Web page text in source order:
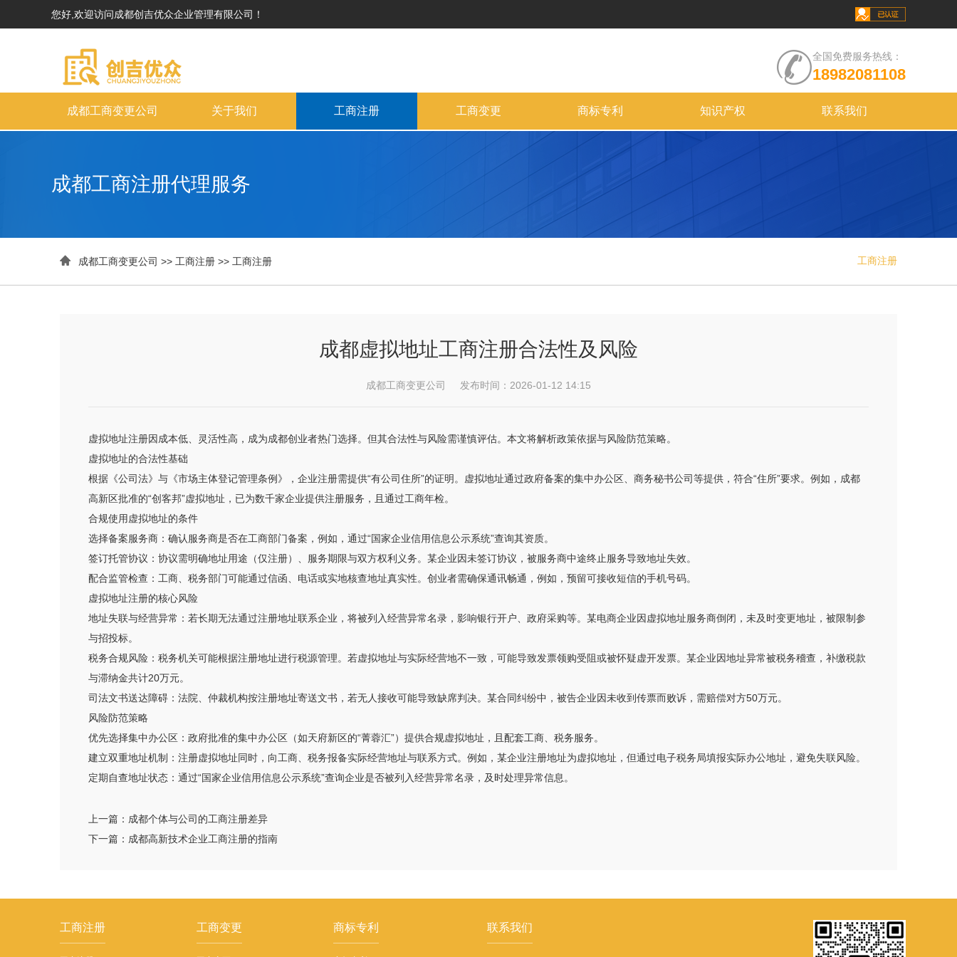
您好,欢迎访问成都创吉优众企业管理有限公司！
全国免费服务热线：
18982081108
成都工商变更公司 关于我们 工商注册 工商变更 商标专利 知识产权 联系我们
成都工商注册代理服务
 成都工商变更公司 >> 工商注册 >> 工商注册 工商注册
成都虚拟地址工商注册合法性及风险
成都工商变更公司 发布时间：2026-01-12 14:15
虚拟地址注册因成本低、灵活性高，成为成都创业者热门选择。但其合法性与风险需谨慎评估。本文将解析政策依据与风险防范策略。
虚拟地址的合法性基础
根据《公司法》与《市场主体登记管理条例》，企业注册需提供“有公司住所”的证明。虚拟地址通过政府备案的集中办公区、商务秘书公司等提供，符合“住所”要求。例如，成都
高新区批准的“创客邦”虚拟地址，已为数千家企业提供注册服务，且通过工商年检。
合规使用虚拟地址的条件
选择备案服务商：确认服务商是否在工商部门备案，例如，通过“国家企业信用信息公示系统”查询其资质。
签订托管协议：协议需明确地址用途（仅注册）、服务期限与双方权利义务。某企业因未签订协议，被服务商中途终止服务导致地址失效。
配合监管检查：工商、税务部门可能通过信函、电话或实地核查地址真实性。创业者需确保通讯畅通，例如，预留可接收短信的手机号码。
虚拟地址注册的核心风险
地址失联与经营异常：若长期无法通过注册地址联系企业，将被列入经营异常名录，影响银行开户、政府采购等。某电商企业因虚拟地址服务商倒闭，未及时变更地址，被限制参
与招投标。
税务合规风险：税务机关可能根据注册地址进行税源管理。若虚拟地址与实际经营地不一致，可能导致发票领购受阻或被怀疑虚开发票。某企业因地址异常被税务稽查，补缴税款
与滞纳金共计20万元。
司法文书送达障碍：法院、仲裁机构按注册地址寄送文书，若无人接收可能导致缺席判决。某合同纠纷中，被告企业因未收到传票而败诉，需赔偿对方50万元。
风险防范策略
优先选择集中办公区：政府批准的集中办公区（如天府新区的“菁蓉汇”）提供合规虚拟地址，且配套工商、税务服务。
建立双重地址机制：注册虚拟地址同时，向工商、税务报备实际经营地址与联系方式。例如，某企业注册地址为虚拟地址，但通过电子税务局填报实际办公地址，避免失联风险。
定期自查地址状态：通过“国家企业信用信息公示系统”查询企业是否被列入经营异常名录，及时处理异常信息。
上一篇： 成都个体与公司的工商注册差异
下一篇： 成都高新技术企业工商注册的指南
工商注册 工商变更 商标专利 联系我们